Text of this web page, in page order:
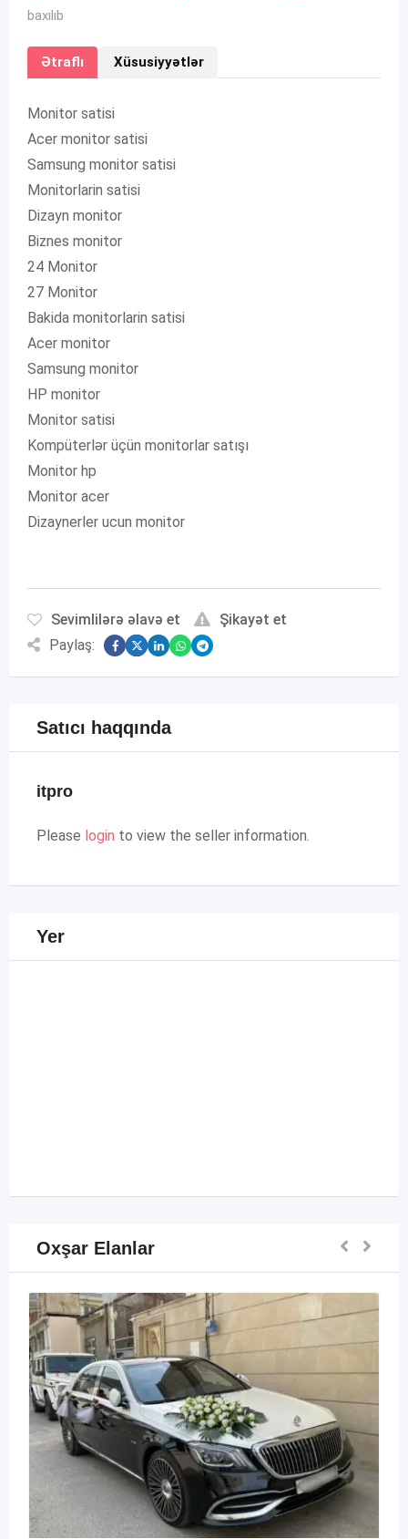
baxılıb
Ətraflı Xüsusiyyətlər
Monitor satisi
Acer monitor satisi
Samsung monitor satisi
Monitorlarin satisi
Dizayn monitor
Biznes monitor
24 Monitor
27 Monitor
Bakida monitorlarin satisi
Acer monitor
Samsung monitor
HP monitor
Monitor satisi
Kompüterlər üçün monitorlar satışı
Monitor hp
Monitor acer
Dizaynerler ucun monitor
Sevimlilərə əlavə et
Şikayət et
Paylaş:
Satıcı haqqında
itpro
Please login to view the seller information.
Yer
Oxşar Elanlar